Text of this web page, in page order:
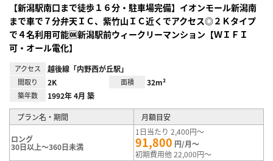
【新潟駅南口まで徒歩１６分・駐車場完備】イオンモール新潟南
まで車で７分弁天ＩＣ、紫竹山ＩＣ近くでアクセス◎２Ｋタイプ
で４名利用可能🆗新潟駅前ウィークリーマンション【ＷＩＦＩ
可・オール電化】
アクセス 越後線「内野西が丘駅」
間取り 2K 面積 32m²
築年数 1992年 4月 築
プラン名・期間 月額目安
ロング
30日以上～360日未満
1日当たり 2,400円～
91,800 円/月～
初期費用他 22,000円～